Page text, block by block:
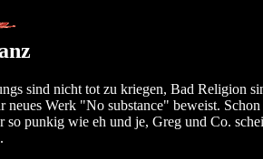
sind nicht tot zu kriegen, Bad Religion
neues Werk "No substance" beweist.
so punkig wie eh und je, Greg und Co.